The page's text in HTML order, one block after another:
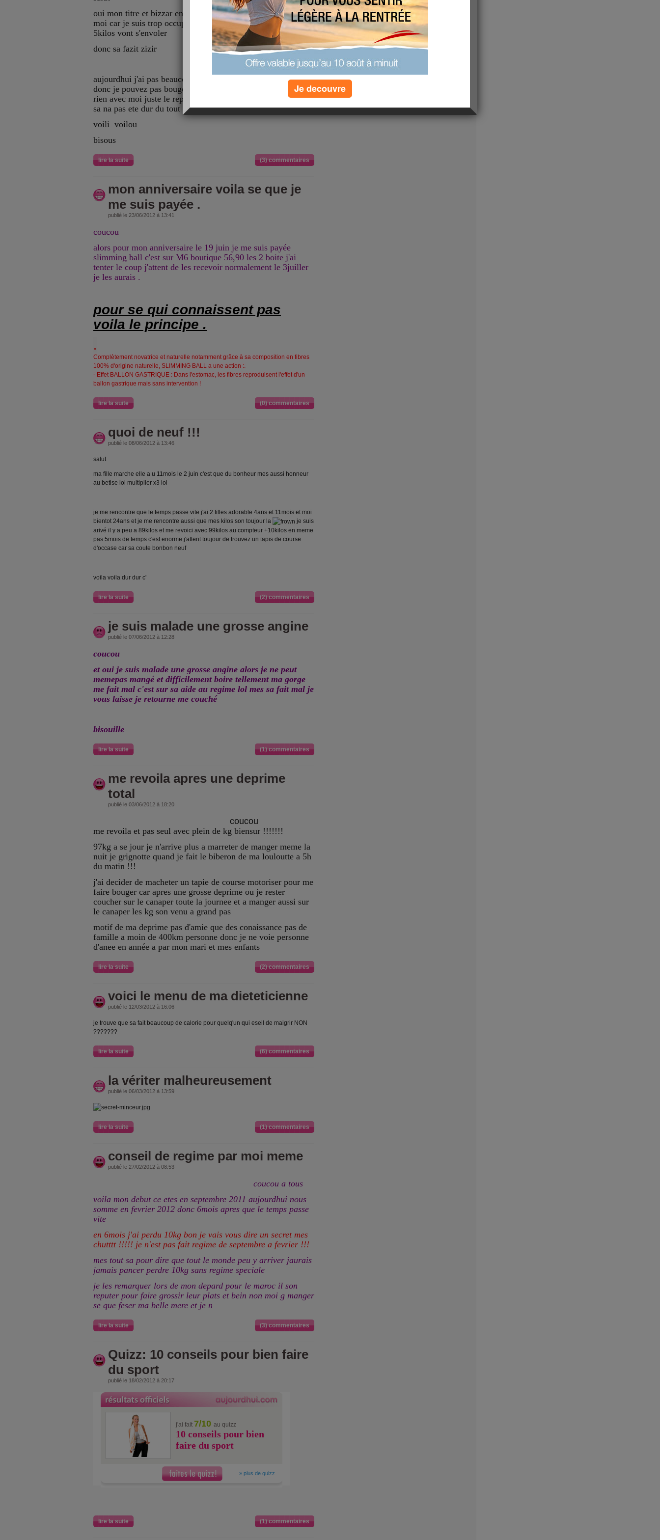
oui mon titre et bizzar en vacanace on prent des killos ba pas
moi car je suis trop occuper alors sans rien faire je c'est que
5kilos vont s'envoler
donc sa fazit zizir
aujourdhui j'ai pas beaucoup manger car j'ai fait la brocante
donc je pouvez pas bouger de mon stande et comme j'ai prit
rien avec moi juste le repas du midi ba pas den grignottage et
sa na pas ete dur du tout !
voili voilou
bisous
lire la suite (3) commentaires
mon anniversaire voila se que je
me suis payée .
publié le 23/06/2012 à 13:41
coucou
alors pour mon anniversaire le 19 juin je me suis payée
slimming ball c'est sur M6 boutique 56,90 les 2 boite j'ai
tenter le coup j'attent de les recevoir normalement le 3juiller
je les aurais .
pour se qui connaissent pas
voila le principe .
.
Complètement novatrice et naturelle notamment grâce à sa composition en fibres
100% d'origine naturelle, SLIMMING BALL a une action :.
- Effet BALLON GASTRIQUE : Dans l'estomac, les fibres reproduisent l'effet d'un
ballon gastrique mais sans intervention !
lire la suite (0) commentaires
quoi de neuf !!!
publié le 08/06/2012 à 13:46
salut
ma fille marche elle a u 11mois le 2 juin c'est que du bonheur mes aussi honneur
au betise lol multiplier x3 lol
je me rencontre que le temps passe vite j'ai 2 filles adorable 4ans et 11mois et moi
bientot 24ans et je me rencontre aussi que mes kilos son toujour la
je suis
arivé il y a peu a 89kilos et me revoici avec 99kilos au compteur +10kilos en meme
pas 5mois de temps c'est enorme j'attent toujour de trouvez un tapis de course
d'occase car sa coute bonbon neuf
voila voila dur dur c'
lire la suite (2) commentaires
je suis malade une grosse angine
publié le 07/06/2012 à 12:28
coucou
et oui je suis malade une grosse angine alors je ne peut
memepas mangé et difficilement boire tellement ma gorge
me fait mal c'est sur sa aide au regime lol mes sa fait mal je
vous laisse je retourne me couché
bisouille
lire la suite (1) commentaires
me revoila apres une deprime
total
publié le 03/06/2012 à 18:20
coucou
me revoila et pas seul avec plein de kg biensur !!!!!!!
97kg a se jour je n'arrive plus a marreter de manger meme la
nuit je grignotte quand je fait le biberon de ma louloutte a 5h
du matin !!!
j'ai decider de macheter un tapie de course motoriser pour me
faire bouger car apres une grosse deprime ou je rester
coucher sur le canaper toute la journee et a manger aussi sur
le canaper les kg son venu a grand pas
motif de ma deprime pas d'amie que des conaissance pas de
famille a moin de 400km personne donc je ne voie personne
d'anee en année a par mon mari et mes enfants
lire la suite (2) commentaires
voici le menu de ma dieteticienne
publié le 12/03/2012 à 16:06
je trouve que sa fait beaucoup de calorie pour quelq'un qui eseil de maigrir NON
???????
lire la suite (6) commentaires
la vériter malheureusement
publié le 06/03/2012 à 13:59
lire la suite (1) commentaires
conseil de regime par moi meme
publié le 27/02/2012 à 08:53
coucou a tous
voila mon debut ce etes en septembre 2011 aujourdhui nous
somme en fevrier 2012 donc 6mois apres que le temps passe
vite
en 6mois j'ai perdu 10kg bon je vais vous dire un secret mes
chutttt !!!!! je n'est pas fait regime de septembre a fevrier !!!
mes tout sa pour dire que tout le monde peu y arriver jaurais
jamais pancer perdre 10kg sans regime speciale
je les remarquer lors de mon depard pour le maroc il son
reputer pour faire grossir leur plats et bein non moi g manger
se que feser ma belle mere et je n
lire la suite (3) commentaires
Quizz: 10 conseils pour bien faire
du sport
publié le 18/02/2012 à 20:17
j'ai fait 7/10 au quizz
10 conseils pour bien
faire du sport
» plus de quizz
lire la suite (1) commentaires
Je decouvre